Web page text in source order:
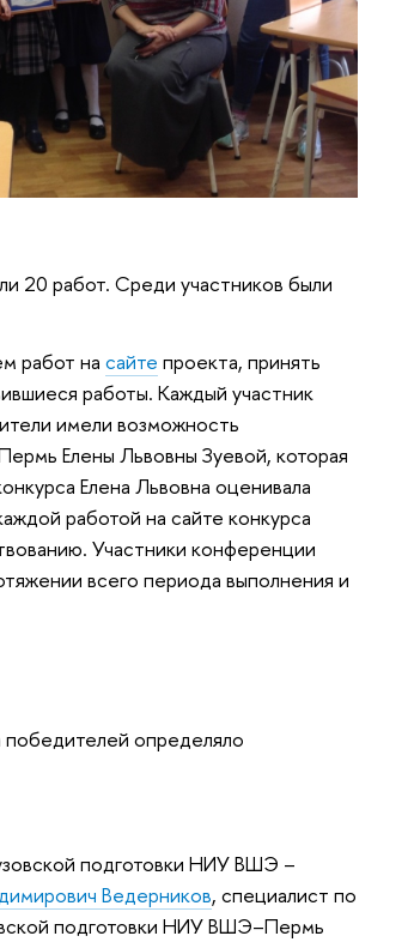
20 работ. Среди участников были
работ на сайте проекта, принять
работы. Каждый участник
имели возможность
Елены Львовны Зуевой, которая
Елена Львовна оценивала
работой на сайте конкурса
Участники конференции
всего периода выполнения и
определяло
подготовки НИУ ВШЭ –
Ведерников, специалист по
подготовки НИУ ВШЭ–Пермь